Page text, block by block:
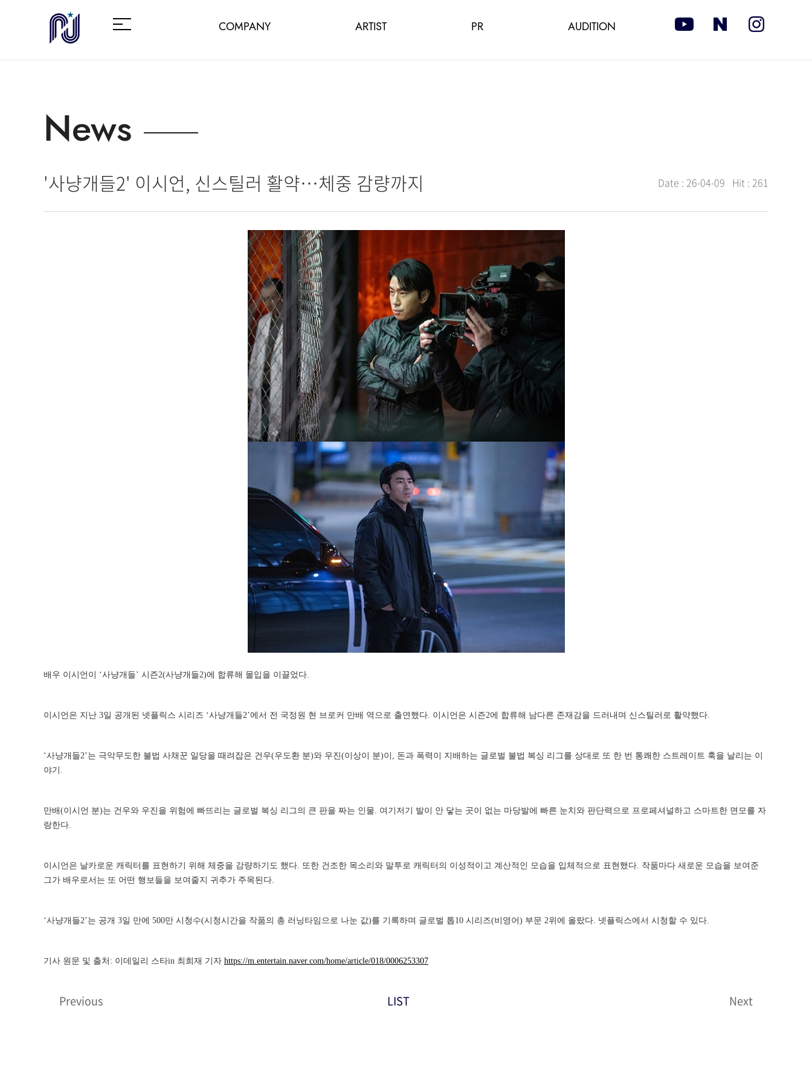
COMPANY ARTIST PR AUDITION
News
'사냥개들2' 이시언, 신스틸러 활약…체중 감량까지 Date : 26-04-09 Hit : 261
배우 이시언이 ‘사냥개들’ 시즌2(사냥개들2)에 합류해 몰입을 이끌었다.
이시언은 지난 3일 공개된 넷플릭스 시리즈 ‘사냥개들2’에서 전 국정원 현 브로커 만배 역으로 출연했다. 이시언은 시즌2에 합류해 남다른 존재감을 드러내며 신스틸러로 활약했다.
‘사냥개들2’는 극악무도한 불법 사채꾼 일당을 때려잡은 건우(우도환 분)와 우진(이상이 분)이, 돈과 폭력이 지배하는 글로벌 불법 복싱 리그를 상대로 또 한 번 통쾌한 스트레이트 훅을 날리는 이
야기.
만배(이시언 분)는 건우와 우진을 위험에 빠뜨리는 글로벌 복싱 리그의 큰 판을 짜는 인물. 여기저기 발이 안 닿는 곳이 없는 마당발에 빠른 눈치와 판단력으로 프로페셔널하고 스마트한 면모를 자
랑한다.
이시언은 날카로운 캐릭터를 표현하기 위해 체중을 감량하기도 했다. 또한 건조한 목소리와 말투로 캐릭터의 이성적이고 계산적인 모습을 입체적으로 표현했다. 작품마다 새로운 모습을 보여준
그가 배우로서는 또 어떤 행보들을 보여줄지 귀추가 주목된다.
‘사냥개들2’는 공개 3일 만에 500만 시청수(시청시간을 작품의 총 러닝타임으로 나눈 값)를 기록하며 글로벌 톱10 시리즈(비영어) 부문 2위에 올랐다. 넷플릭스에서 시청할 수 있다.
기사 원문 및 출처: 이데일리 스타in 최희재 기자 https://m.entertain.naver.com/home/article/018/0006253307
Previous LIST Next